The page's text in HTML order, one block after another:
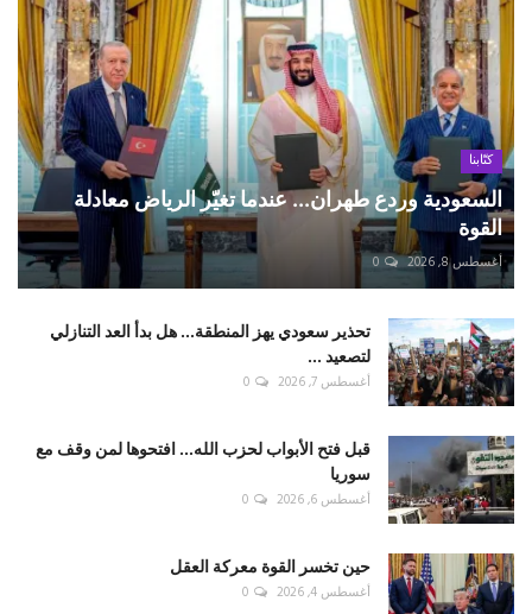
كتّابنا
السعودية وردع طهران... عندما تغيّر الرياض معادلة
القوة
أغسطس 8, 2026 0
تحذير سعودي يهز المنطقة... هل بدأ العد التنازلي
لتصعيد ...
أغسطس 7, 2026 0
قبل فتح الأبواب لحزب الله... افتحوها لمن وقف مع
سوريا
أغسطس 6, 2026 0
حين تخسر القوة معركة العقل
أغسطس 4, 2026 0